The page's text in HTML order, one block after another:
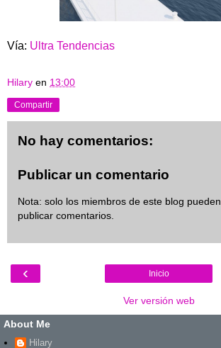
Vía: Ultra Tendencias
Hilary en 13:00
Compartir
No hay comentarios:
Publicar un comentario
Nota: solo los miembros de este blog pueden
publicar comentarios.
‹ Inicio
Ver versión web
About Me
Hilary